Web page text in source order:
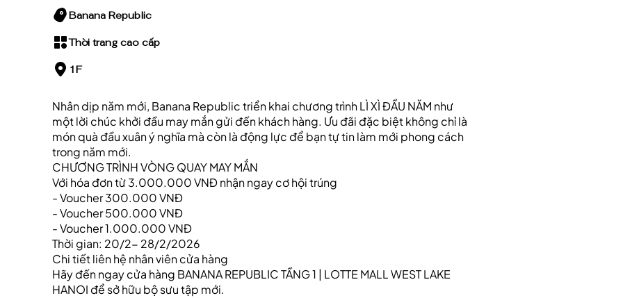
Banana Republic
Thời trang cao cấp
1F
Nhân dịp năm mới, Banana Republic triển khai chương trình LÌ XÌ ĐẦU NĂM như
một lời chúc khởi đầu may mắn gửi đến khách hàng. Ưu đãi đặc biệt không chỉ là
món quà đầu xuân ý nghĩa mà còn là động lực để bạn tự tin làm mới phong cách
trong năm mới.
CHƯƠNG TRÌNH VÒNG QUAY MAY MẮN
Với hóa đơn từ 3.000.000 VNĐ nhận ngay cơ hội trúng
- Voucher 300.000 VNĐ
- Voucher 500.000 VNĐ
- Voucher 1.000.000 VNĐ
Thời gian: 20/2- 28/2/2026
Chi tiết liên hệ nhân viên cửa hàng
Hãy đến ngay cửa hàng BANANA REPUBLIC TẦNG 1 | LOTTE MALL WEST LAKE
HANOI để sở hữu bộ sưu tập mới.